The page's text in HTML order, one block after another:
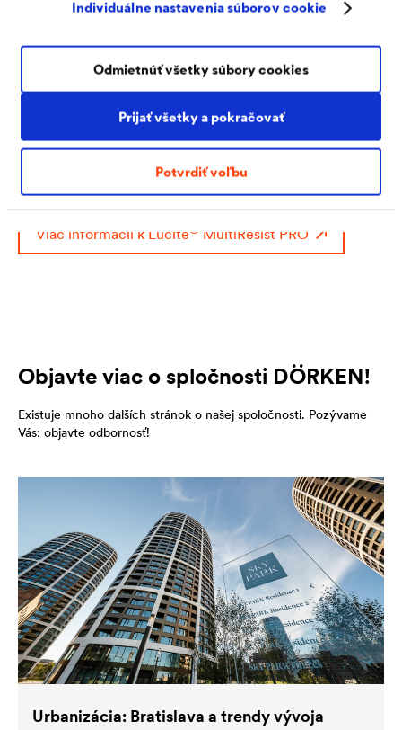
Individuálne nastavenia súborov cookie
Prijať všetky a pokračovať
Potvrdiť voľbu
Odmietnúť všetky súbory cookies
farebné kombinácie nemali strácať z ohľadu. Farby
predsa vytvárajú príjemnú atmosféru, uvoľňujú nás a
navodzujú pocit bezpečnosti. Preto je možné
MultiResist PRO tónovať na viac ako 100 000
štandardných odtieňov.
Viac informácií k Lucite® MultiResist PRO
Objavte viac o spločnosti DÖRKEN!
Existuje mnoho dalších stránok o našej spoločnosti. Pozývame
Vás: objavte odbornosť!
Urbanizácia: Bratislava a trendy vývoja